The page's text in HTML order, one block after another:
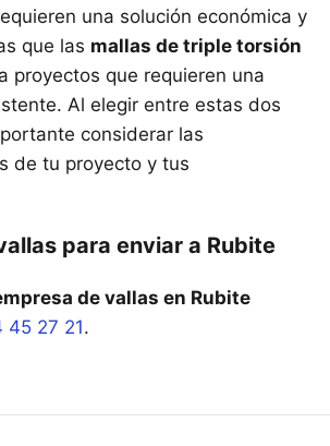
una solución económica y
que las mallas de triple torsión
proyectos que requieren una
Al elegir entre estas dos
considerar las
de tu proyecto y tus
para enviar a Rubite
de vallas en Rubite
45 27 21.